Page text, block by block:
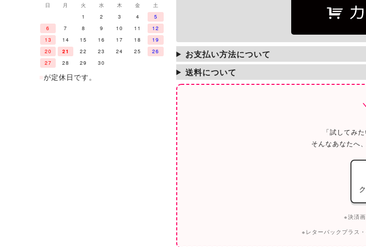
日 月 火 水 木 金
土
1
2 3 4
5
6
7 8 9 10 11
12
13
14 15 16 17 18
19
20
21 22 23 24 25
26
27
28 29 30
が定休日です。
お支払い方法について
送料について
「試してみ
そんなあなたへ、
※決済
※レターパックプラス